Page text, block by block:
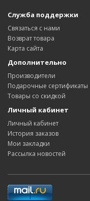
Служба поддержки
Связаться с нами
Возврат товара
Карта сайта
Дополнительно
Производители
Подарочные сертификаты
Товары со скидкой
Личный кабинет
Личный кабинет
История заказов
Мои закладки
Рассылка новостей